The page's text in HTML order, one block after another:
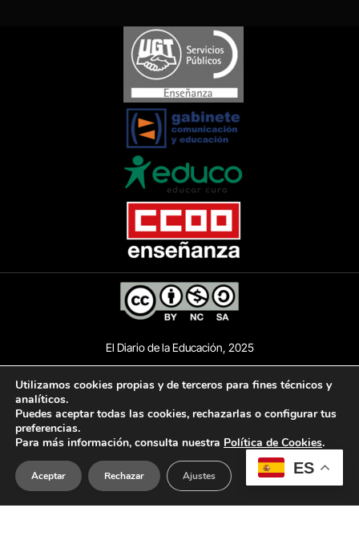
El Diario de la Educación, 2025
AVISO LEGAL POLÍTICA DE PRIVACIDAD
POLÍTICA DE COOKIES ACCESIBILIDAD
ES
Utilizamos cookies propias y de terceros para fines técnicos y
analíticos.
Puedes aceptar todas las cookies, rechazarlas o configurar tus
preferencias.
Para más información, consulta nuestra Política de Cookies.
Aceptar Rechazar Ajustes